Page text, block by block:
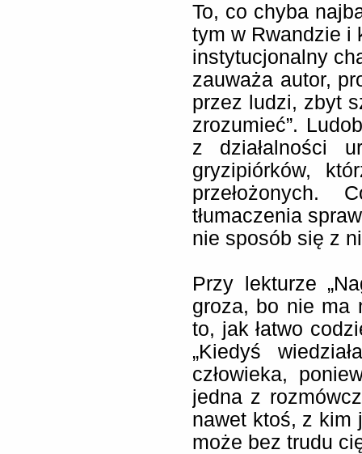
To, co chyba
tym w Rwandzie i
instytucjonalny
zauważa autor,
przez ludzi, zbyt
zrozumieć”.
z działalności
gryzipiórków,
przełożonych.
tłumaczenia
nie sposób się z
Przy lekturze
groza, bo nie ma
to, jak łatwo
„Kiedyś
człowieka,
jedna z
nawet ktoś, z kim
może bez trudu